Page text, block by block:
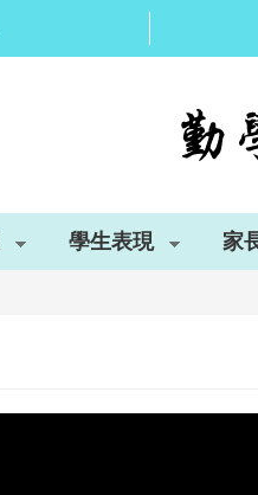
學生表現 家